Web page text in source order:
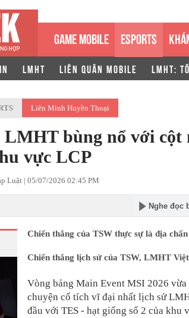
GAME MOBILE ESPORTS
LMHT LIÊN QUÂN MOBILE LMHT:
Liên Minh Huyền Thoại
LMHT bùng nổ với cột
vực LCP
Luật | 05/07/2026 02:45 PM
Nghe đọc
Chiến thắng của TSW thực sự là địa
Chiến thắng lịch sử của TSW, LMHT
Vòng bảng Main Event MSI 2026
chuyện cổ tích vĩ đại nhất lịch sử
đầu với TES - hạt giống số 2 của khu